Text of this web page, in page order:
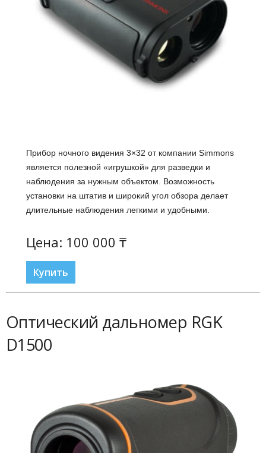
Прибор ночного видения 3×32 от компании Simmons
является полезной «игрушкой» для разведки и
наблюдения за нужным объектом. Возможность
установки на штатив и широкий угол обзора делает
длительные наблюдения легкими и удобными.
Цена: 100 000 ₸
Купить
Оптический дальномер RGK
D1500